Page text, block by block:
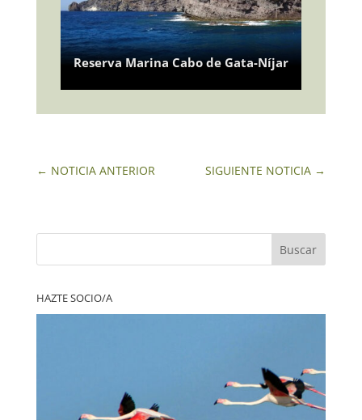
Reserva Marina Cabo de Gata-Níjar
← NOTICIA ANTERIOR SIGUIENTE NOTICIA →
Buscar
HAZTE SOCIO/A